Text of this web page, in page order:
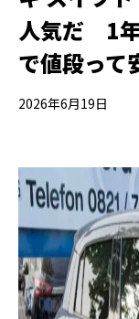
人気だ 1
で値段って
2026年6月19日